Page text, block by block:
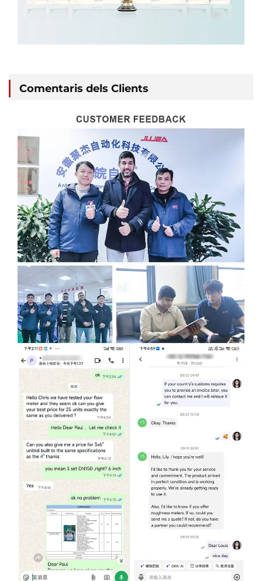
Comentaris dels Clients